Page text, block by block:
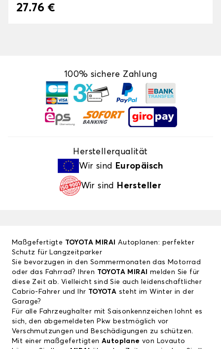
27.76 €
100% sichere Zahlung
Herstellerqualität
Wir sind
Europäisch
Wir sind Hersteller
Maßgefertigte TOYOTA MIRAI Autoplanen: perfekter
Schutz für Langzeitparker
Sie bevorzugen in den Sommermonaten das Motorrad
oder das Fahrrad? Ihren TOYOTA MIRAI
melden Sie für
diese Zeit ab. Vielleicht sind Sie auch leidenschaftlicher
Cabrio-Fahrer und Ihr TOYOTA steht im Winter in der
Garage?
Für alle Fahrzeughalter mit Saisonkennzeichen lohnt es
sich, den abgemeldeten Pkw bestmöglich vor
Verschmutzungen und Beschädigungen zu schützen.
Mit einer maßgefertigten Autoplane von Lovauto